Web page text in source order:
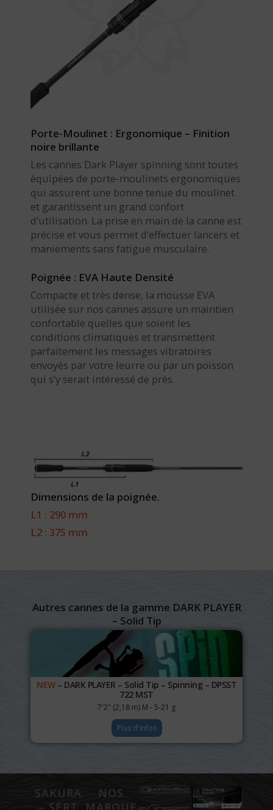
Porte-Moulinet : Ergonomique – Finition
noire brillante
Les cannes Dark Player spinning sont toutes
équipées de porte-moulinets ergonomiques
qui assurent une bonne tenue du moulinet
et garantissent un grand confort
d’utilisation. La prise en main de la canne est
précise et vous permet d’effectuer lancers et
maniements sans fatigue musculaire.
Poignée : EVA Haute Densité
Compacte et très dense, la mousse EVA
utilisée sur nos cannes assure un maintien
confortable quelles que soient les
conditions climatiques et transmettent
parfaitement les messages vibratoires
envoyés par votre leurre ou par un poisson
qui s’y serait intéressé de près.
Dimensions de la poignée.
L1 : 290 mm
L2 : 375 mm
Autres cannes de la gamme DARK PLAYER
– Solid Tip
NEW– DARK PLAYER – Solid Tip – Spinning – DPSST
722 MST
7'2" (2,18 m) M - 5-21 g
Plus d'infos
SAKURA
– SERT
NOS
MARQUES